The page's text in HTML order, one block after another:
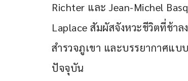
Richter และ Jean-Michel
Laplace สัมผัสจังหวะชีวิตที่ช้า
สำรวจภูเขา และบรรยากาศแบ
ปัจจุบัน